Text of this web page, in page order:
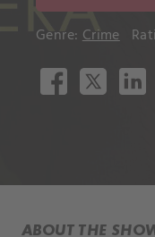
Genre: Crime
ABOUT THE